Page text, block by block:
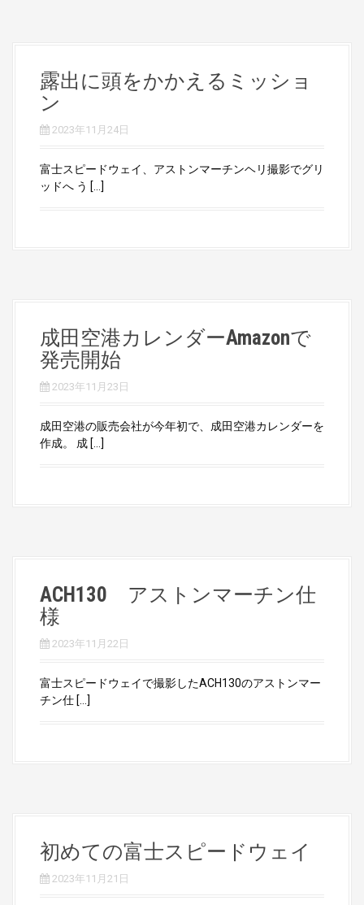
露出に頭をかかえるミッショ
ン
2023年11月24日
富士スピードウェイ、アストンマーチンヘリ撮影でグリ
ッドへ う […]
成田空港カレンダーAmazonで
発売開始
2023年11月23日
成田空港の販売会社が今年初で、成田空港カレンダーを
作成。 成 […]
ACH130 アストンマーチン仕
様
2023年11月22日
富士スピードウェイで撮影したACH130のアストンマー
チン仕 […]
初めての富士スピードウェイ
2023年11月21日